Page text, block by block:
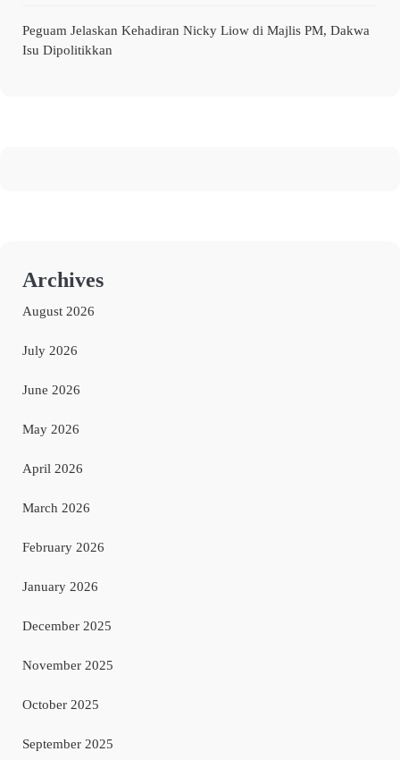
Peguam Jelaskan Kehadiran Nicky Liow di Majlis PM, Dakwa
Isu Dipolitikkan
Archives
August 2026
July 2026
June 2026
May 2026
April 2026
March 2026
February 2026
January 2026
December 2025
November 2025
October 2025
September 2025